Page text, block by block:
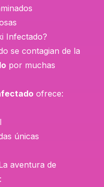
Infectado?
se contagian de la
por muchas
ofrece:
únicas
aventura de